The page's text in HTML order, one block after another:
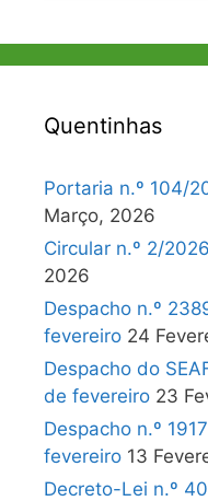
Quentinhas
Portaria n.º 104/
Março, 2026
Circular n.º 2/
2026
Despacho n.º
fevereiro 24
Despacho do
de fevereiro 23
Despacho n.º
fevereiro 13
Decreto-Lei n.º